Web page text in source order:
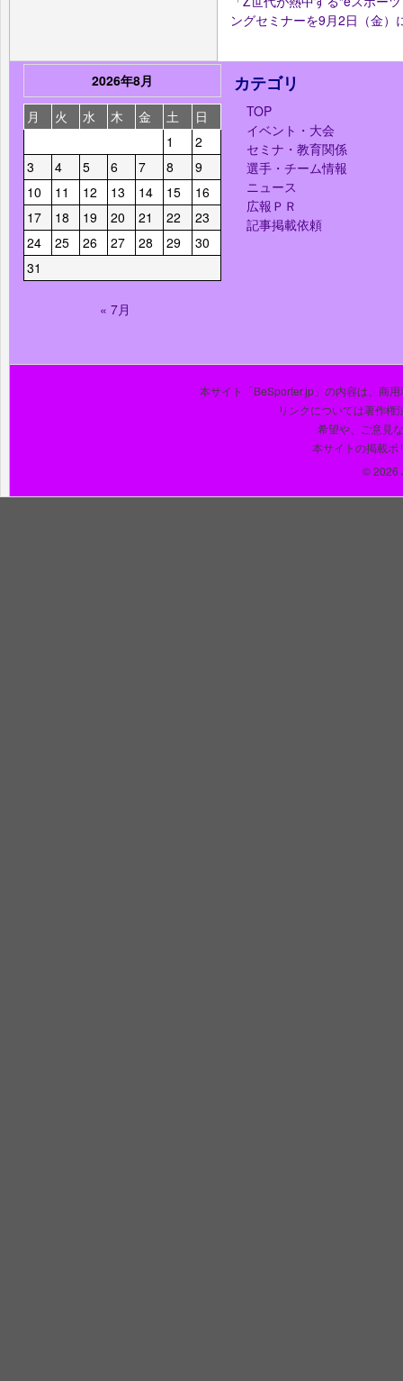
ングセミナーを9月2日（金）
2026年8月
月
火 水 木 金 土
日
1
2
3
4 5 6 7 8
9
10
11 12 13 14 15
16
17
18 19 20 21 22
23
24
25 26 27 28 29
30
31
« 7月
カテゴリ
TOP
イベント・大会
セミナ・教育関係
選手・チーム情報
ニュース
広報ＰＲ
記事掲載依頼
本サイト「BeSporter.jp」の内容は、商
リンクについては著作権
希望や、ご意見
本サイトの掲載ポ
© 2026